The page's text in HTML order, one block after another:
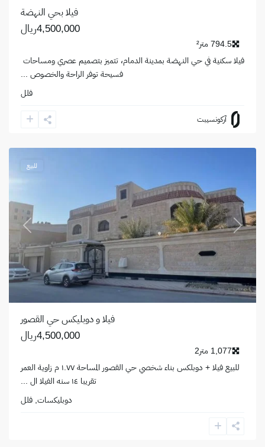
فيلا بحي النهضة
4,500,000ريال
794.5 متر²
فيلا سكنية في حي النهضة بمدينة الدمام، تتميز بتصميم عصري ومساحات
فسيحة توفر الراحة والخصوص ...
فلل
آركونسيبت
حي
القصور,
Next
للبيع
فيلا و دوبليكس حي القصور
4,500,000ريال
1,077 متر2
للبيع فيلا + دوبلكس بناء شخصي حي القصور المساحة ١.٧٧ م زاوية العمر
تقريبا ١٤ سنه الفيلا ال
دوبليكسات فلل
البحر